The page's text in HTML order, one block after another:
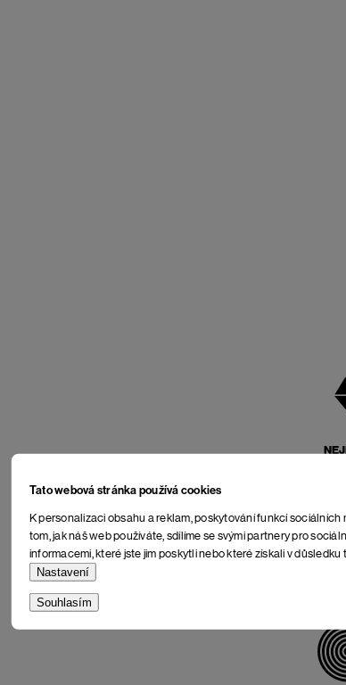
Tato webová stránka používá cookies
K personalizaci obsahu a reklam, poskytování funkcí
tom, jak náš web používáte, sdílíme se svými partnery pro
informacemi, které jste jim poskytli nebo které získali v důsledku
Nastavení
Souhlasím